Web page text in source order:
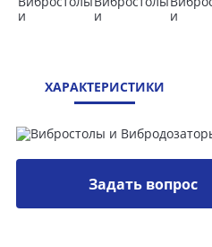
ХАРАКТЕРИСТИКИ
Задать вопрос